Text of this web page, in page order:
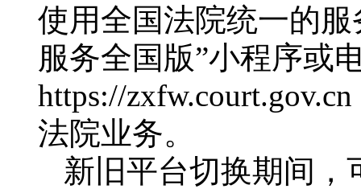
使用全国法院统一的
服务全国版”小程序或
https://
法院业务。
新旧平台切换期间，